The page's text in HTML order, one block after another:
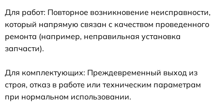
Для работ: Повторное возникновение неисправности,
который напрямую связан с качеством проведенного
ремонта (например, неправильная установка
запчасти).
Для комплектующих: Преждевременный выход из
строя, отказ в работе или техническим параметрам
при нормальном использовании.